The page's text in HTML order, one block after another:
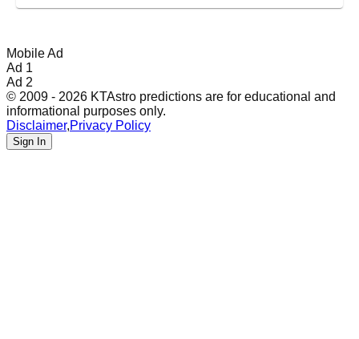
Mobile Ad
Ad 1
Ad 2
© 2009 - 2026 KTAstro predictions are for educational and
informational purposes only.
Disclaimer,Privacy Policy
Sign In